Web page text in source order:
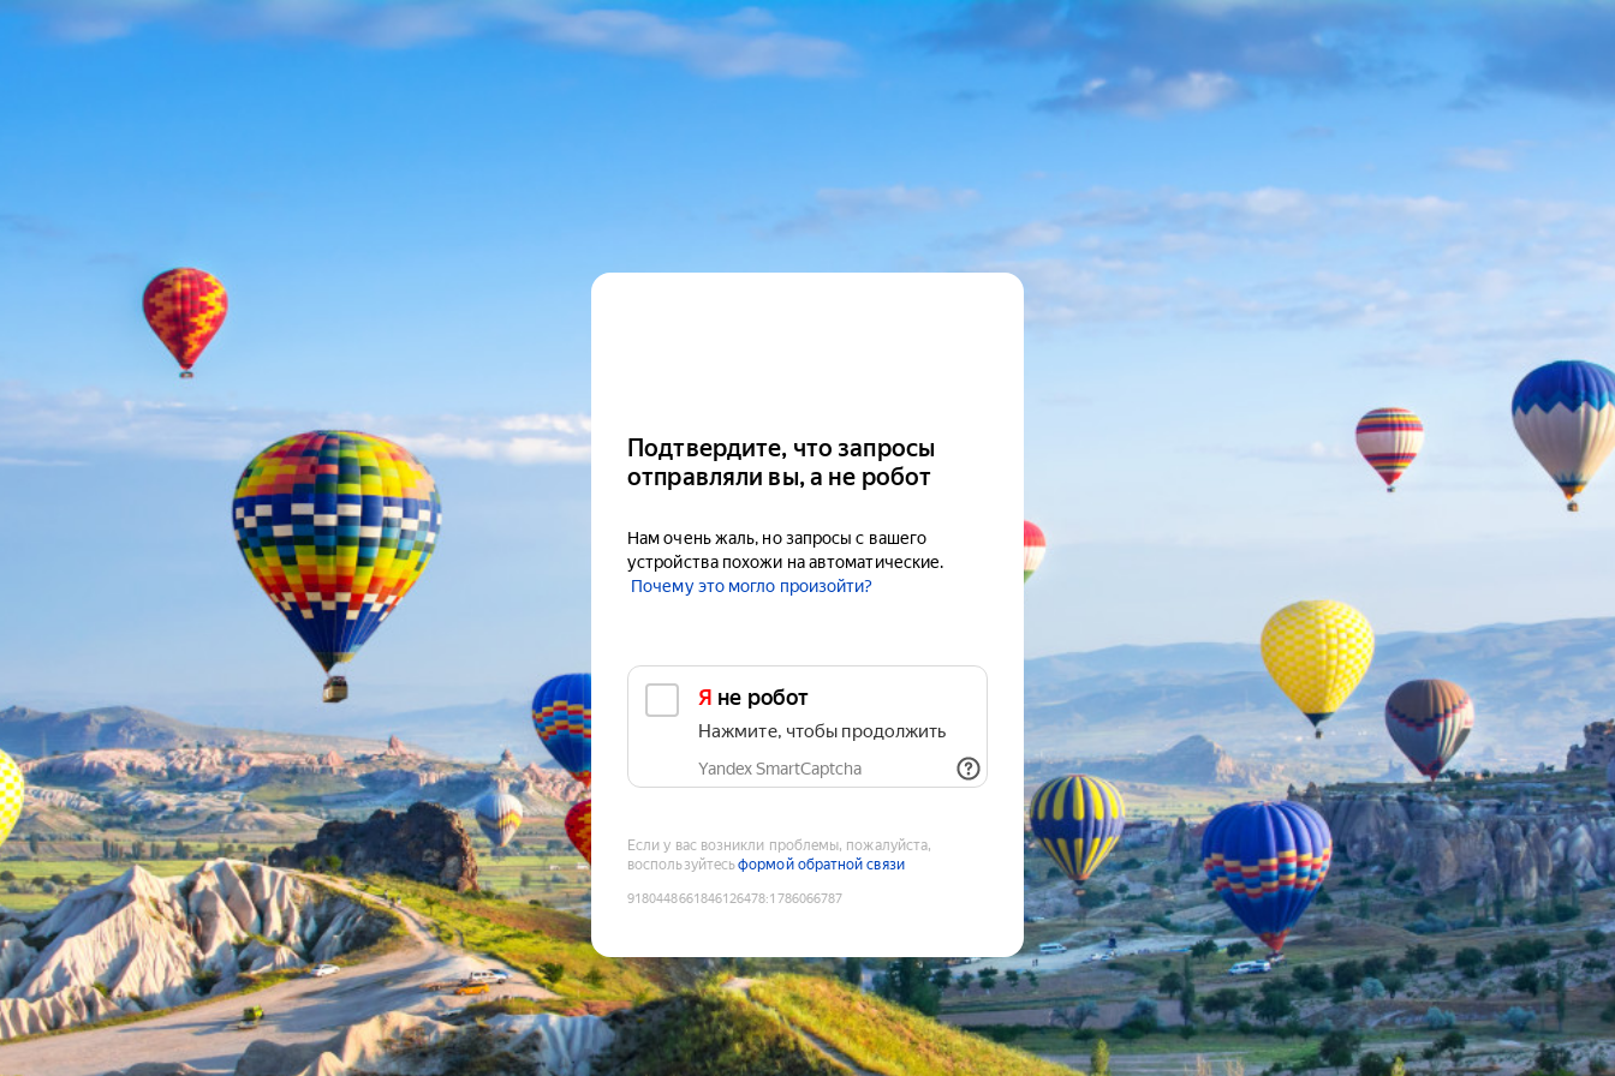
Подтвердите, что запросы
отправляли вы, а не робот
Нам очень жаль, но запросы с вашего
устройства похожи на автоматические.
Почему это могло произойти?
Я не робот
Нажмите, чтобы продолжить
Yandex SmartCaptcha
Если у вас возникли проблемы, пожалуйста,
воспользуйтесьформой обратной связи
9180448661846126478:1786066787